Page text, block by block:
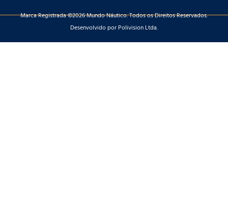
Marca Registrada ©2026 Mundo Náutico. Todos os Direitos Reservados.
Desenvolvido por Polivision Ltda.